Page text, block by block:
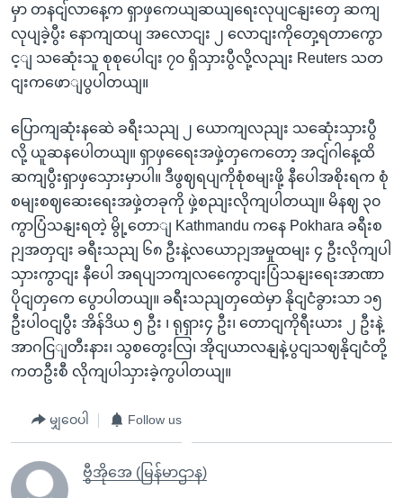
မှာ တနငျ်လာနေ့က ရှာဖှကေယျဆယျရေးလုပျငနျးတှေ ဆကျ
လုပျခဲ့ပွီး နောကျထပျ အလောငျး ၂ လောငျးကိုတှေ့ရတာကွော
င့ျ သဆေုံးသူ စုစုပေါငျး ၇၀ ရှိသှားပွီလို့လညျး Reuters သတ
ငျးကဖောျပွပါတယျ။
ပြောကျဆုံးနဆေဲ ခရီးသညျ ၂ ယောကျလညျး သဆေုံးသှားပွီ
လို့ ယူဆနပေါတယျ။ ရှာဖှရေေးအဖှဲ့တှကေတော့ အငျ်ဂါနေ့ထိ
ဆကျပွီးရှာဖှသှေားမှာပါ။ ဒီဖွဈရပျကိုစုံစမျးဖို့ နီပေါအစိုးရက စုံ
စမျးစဈဆေးရေးအဖှဲ့တခုကို ဖှဲ့စညျးလိုကျပါတယျ။ မိနဈ ၃၀
ကွာပြံသနျးရတဲ့ မွို့တောျ Kathmandu ကနေ Pokhara ခရီးစ
ဉျအတှငျး ခရီးသညျ ၆၈ ဦးနဲ့လယောဉျအမှုထမျး ၄ ဦးလိုကျပါ
သှားကွာငျး နီပေါ အရပျဘကျလကွေောငျးပြံသနျးရေးအာဏာ
ပိုငျတှကေ ပွောပါတယျ။ ခရီးသညျတှထေဲမှာ နိုငျငံခွားသာ ၁၅
ဦးပါဝငျပွီး အိန်ဒိယ ၅ ဦး ၊ ရုရှား၄ ဦး၊ တောငျကိုရီးယား ၂ ဦးနဲ့
အာဂငြျတီးနား၊ သွစတွေးလြ၊ အိုငျယာလနျနဲ့ပွငျသဈနိုငျငံတို့
ကတဦးစီ လိုကျပါသှားခဲ့ကွပါတယျ။
မျှဝေပါ Follow us
ဗွီအိုအေ (မြန်မာဌာန)